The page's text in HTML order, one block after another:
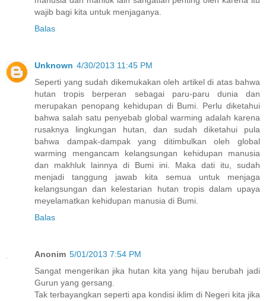
wajib bagi kita untuk menjaganya.
Balas
Unknown 4/30/2013 11:45 PM
Seperti yang sudah dikemukakan oleh artikel di atas bahwa
hutan tropis berperan sebagai paru-paru dunia dan
merupakan penopang kehidupan di Bumi. Perlu diketahui
bahwa salah satu penyebab global warming adalah karena
rusaknya lingkungan hutan, dan sudah diketahui pula
bahwa dampak-dampak yang ditimbulkan oleh global
warming mengancam kelangsungan kehidupan manusia
dan makhluk lainnya di Bumi ini. Maka dati itu, sudah
menjadi tanggung jawab kita semua untuk menjaga
kelangsungan dan kelestarian hutan tropis dalam upaya
meyelamatkan kehidupan manusia di Bumi.
Balas
Anonim 5/01/2013 7:54 PM
Sangat mengerikan jika hutan kita yang hijau berubah jadi
Gurun yang gersang.
Tak terbayangkan seperti apa kondisi iklim di Negeri kita jika